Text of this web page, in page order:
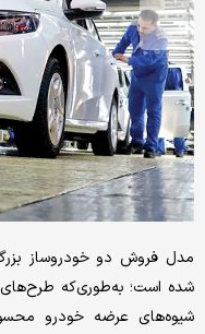
مدل فروش دو خودروساز
شده است؛ به‌طوری‌که
شیوه‌های عرضه خودرو